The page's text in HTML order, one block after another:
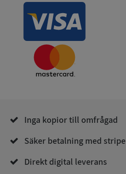
Inga kopior till omfrågad
Säker betalning med stripe
Direkt digital leverans
__RequestVerificationToken